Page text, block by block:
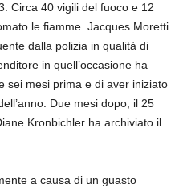
Circa 40 vigili del fuoco e 12
le fiamme. Jacques Moretti
dalla polizia in qualità di
in quell’occasione ha
sei mesi prima e di aver iniziato
Due mesi dopo, il 25
Kronbichler ha archiviato il
a causa di un guasto